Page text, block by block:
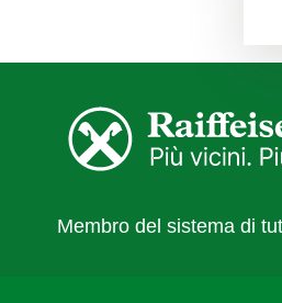
Membro del sistema di